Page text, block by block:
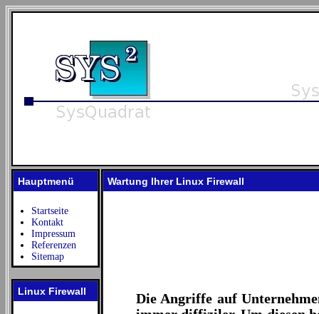
Hauptmenü
Startseite
Kontakt
Impressum
Referenzen
Sitemap
Linux Firewall
Wartung Ihrer Linux Firewall
Die Angriffe auf